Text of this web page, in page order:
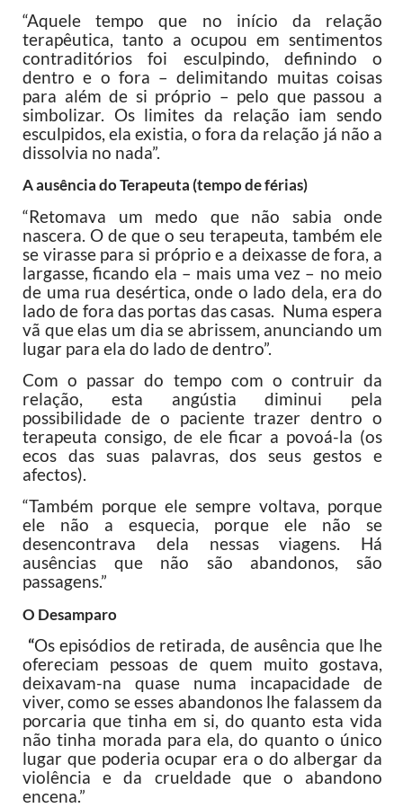
“Aquele tempo que no início da relação
terapêutica, tanto a ocupou em sentimentos
contraditórios foi esculpindo, definindo o
dentro e o fora – delimitando muitas coisas
para além de si próprio – pelo que passou a
simbolizar. Os limites da relação iam sendo
esculpidos, ela existia, o fora da relação já não a
dissolvia no nada”.
A ausência do Terapeuta (tempo de férias)
“Retomava um medo que não sabia onde
nascera. O de que o seu terapeuta, também ele
se virasse para si próprio e a deixasse de fora, a
largasse, ficando ela – mais uma vez – no meio
de uma rua desértica, onde o lado dela, era do
lado de fora das portas das casas. Numa espera
vã que elas um dia se abrissem, anunciando um
lugar para ela do lado de dentro”.
Com o passar do tempo com o contruir da
relação, esta angústia diminui pela
possibilidade de o paciente trazer dentro o
terapeuta consigo, de ele ficar a povoá-la (os
ecos das suas palavras, dos seus gestos e
afectos).
“Também porque ele sempre voltava, porque
ele não a esquecia, porque ele não se
desencontrava dela nessas viagens. Há
ausências que não são abandonos, são
passagens.”
O Desamparo
“Os episódios de retirada, de ausência que lhe
ofereciam pessoas de quem muito gostava,
deixavam-na quase numa incapacidade de
viver, como se esses abandonos lhe falassem da
porcaria que tinha em si, do quanto esta vida
não tinha morada para ela, do quanto o único
lugar que poderia ocupar era o do albergar da
violência e da crueldade que o abandono
encena.”